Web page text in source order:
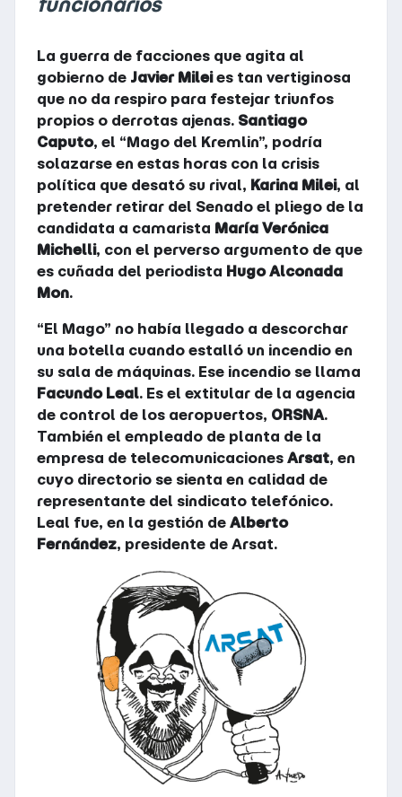
La guerra de facciones que agita al
gobierno de Javier Mileies tan vertiginosa
que no da respiro para festejar triunfos
propios o derrotas ajenas. Santiago
Caputo, el “Mago del Kremlin”, podría
solazarse en estas horas con la crisis
política que desató su rival, Karina Milei, al
pretender retirar del Senado el pliego de la
candidata a camarista María Verónica
Michelli, con el perverso argumento de que
es cuñada del periodista Hugo Alconada
Mon.
“El Mago” no había llegado a descorchar
una botella cuando estalló un incendio en
su sala de máquinas. Ese incendio se llama
Facundo Leal. Es el extitular de la agencia
de control de los aeropuertos, ORSNA.
También el empleado de planta de la
empresa de telecomunicaciones Arsat, en
cuyo directorio se sienta en calidad de
representante del sindicato telefónico.
Leal fue, en la gestión de Alberto
Fernández, presidente de Arsat.